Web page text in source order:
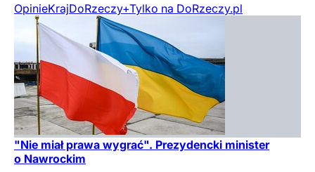
OpinieKrajDoRzeczy+Tylko na DoRzeczy.pl
"Nie miał prawa wygrać". Prezydencki minister
o Nawrockim